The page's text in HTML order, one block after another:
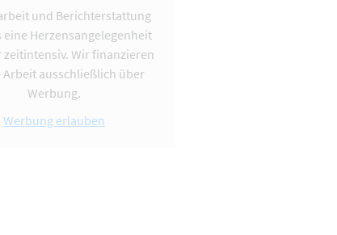
und Berichterstattung
eine Herzensangelegenheit
zeitintensiv. Wir finanzieren
Arbeit ausschließlich über
Werbung.
Werbung erlauben